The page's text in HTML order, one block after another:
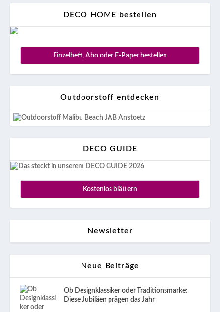
DECO HOME bestellen
Einzelheft, Abo oder E-Paper bestellen
Outdoorstoff entdecken
DECO GUIDE
Kostenlos blättern
Newsletter
Neue Beiträge
Ob Designklassiker oder Traditionsmarke:
Diese Jubiläen prägen das Jahr